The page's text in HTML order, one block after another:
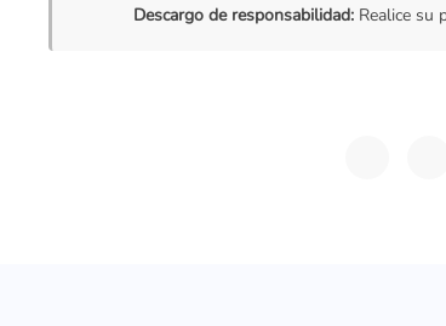
Descargo de responsabilidad:Realice su